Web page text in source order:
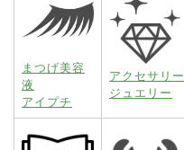
まつげ美容
液
アイプチ
アクセサリー
ジュエリー